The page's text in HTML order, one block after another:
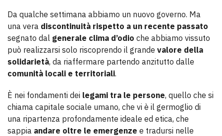
Da qualche settimana abbiamo un nuovo governo. Ma
una vera discontinuità rispetto a un recente passato
segnato dal generale clima d’odio che abbiamo vissuto
può realizzarsi solo riscoprendo il grande valore della
solidarietà, da riaffermare partendo anzitutto dalle
comunità locali e territoriali.
È nei fondamenti dei legami tra le persone, quello che si
chiama capitale sociale umano, che vi è il germoglio di
una ripartenza profondamente ideale ed etica, che
sappia andare oltre le emergenze e tradursi nelle